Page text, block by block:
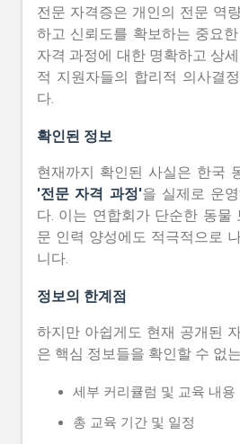
전문 자격증은 개인의 전문 역
하고 신뢰도를 확보하는 중요
자격 과정에 대한 명확하고 상
적 지원자들의 합리적 의사결
다.
확인된 정보
현재까지 확인된 사실은 한국
'전문 자격 과정'을 실제로 운
다. 이는 연합회가 단순한 동물
문 인력 양성에도 적극적으로
니다.
정보의 한계점
하지만 아쉽게도 현재 공개된
은 핵심 정보들을 확인할 수 없
세부 커리큘럼 및 교육 내용
총 교육 기간 및 일정